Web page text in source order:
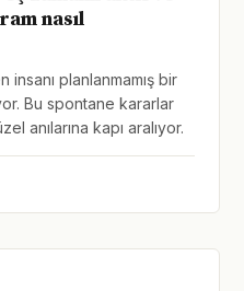
nasıl
planlanmamış bir
Bu spontane kararlar
anılarına kapı aralıyor.